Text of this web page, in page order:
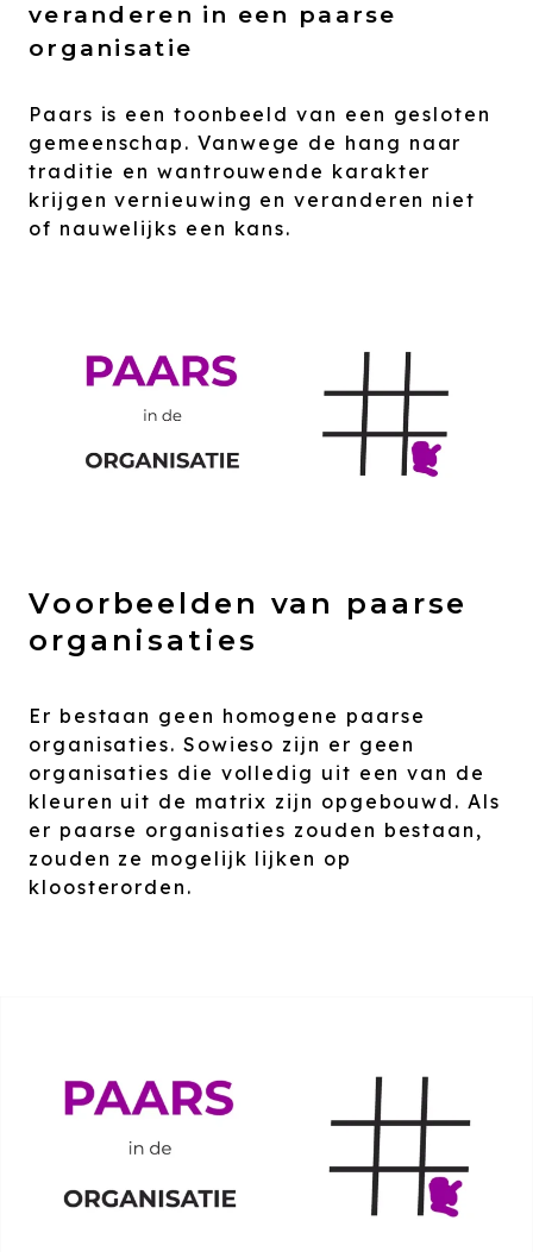
veranderen in een paarse
organisatie
Paars is een toonbeeld van een gesloten
gemeenschap. Vanwege de hang naar
traditie en wantrouwende karakter
krijgen vernieuwing en veranderen niet
of nauwelijks een kans.
Voorbeelden van paarse
organisaties
Er bestaan geen homogene paarse
organisaties. Sowieso zijn er geen
organisaties die volledig uit een van de
kleuren uit de matrix zijn opgebouwd. Als
er paarse organisaties zouden bestaan,
zouden ze mogelijk lijken op
kloosterorden.